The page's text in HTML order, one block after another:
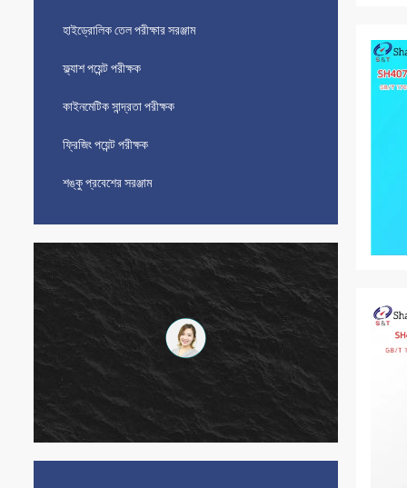
হাইড্রোলিক তেল পরীক্ষার সরঞ্জাম
ফ্ল্যাশ পয়েন্ট পরীক্ষক
কাইনমেটিক সান্দ্রতা পরীক্ষক
ফ্রিজিং পয়েন্ট পরীক্ষক
শঙ্কু প্রবেশের সরঞ্জাম